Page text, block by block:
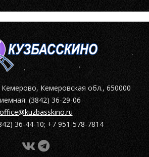
Кемерово, Кемеровская обл., 650000
(3842) 36-29-06
office@kuzbasskino.ru
36-44-10; +7 951-578-7814